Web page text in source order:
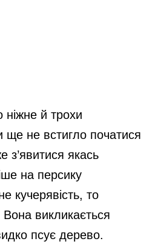
й трохи
ще не встигло початися
з’явитися якась
на персику
кучерявість, то
викликається
псує дерево.